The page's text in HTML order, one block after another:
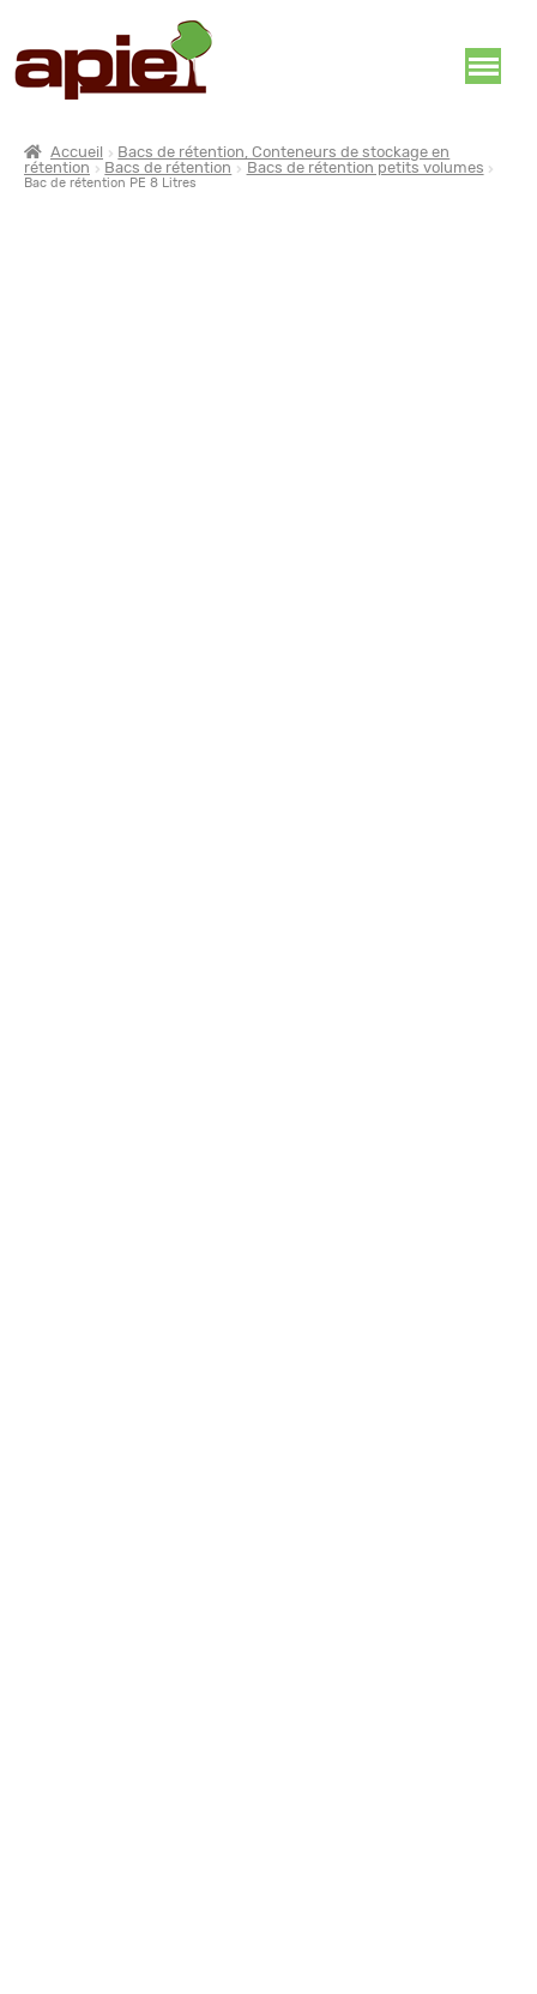
Accueil
Bacs de rétention, Conteneurs de stockage en
rétention
Bacs de rétention Bacs de rétention petits volumes
Bac de rétention PE 8 Litres